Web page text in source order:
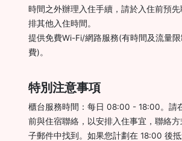
時間之外辦理入住手續，請於入住前預
排其他入住時間。
提供免費Wi-Fi/網路服務(有時間及流量
費)。
特別注意事項
櫃台服務時間：每日 08:00 - 18:00。請
前與住宿聯絡，以安排入住事宜，聯絡
子郵件中找到。如果您計劃在 18:00 後